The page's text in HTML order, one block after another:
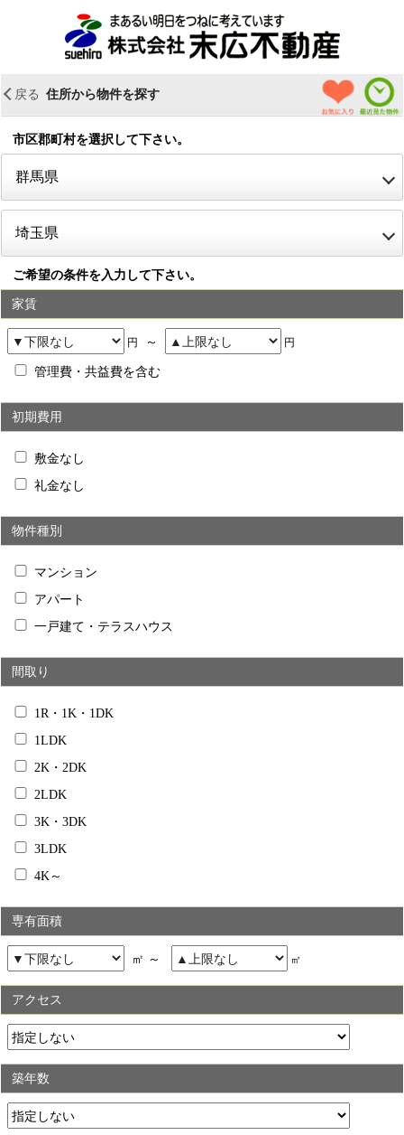
戻る 住所から物件を探す
市区郡町村を選択して下さい。
群馬県 open
埼玉県 open
ご希望の条件を入力して下さい。
家賃
円 ～ 円
管理費・共益費を含む
初期費用
敷金なし
礼金なし
物件種別
マンション
アパート
一戸建て・テラスハウス
間取り
1R・1K・1DK
1LDK
2K・2DK
2LDK
3K・3DK
3LDK
4K～
専有面積
㎡ ～ ㎡
アクセス
築年数